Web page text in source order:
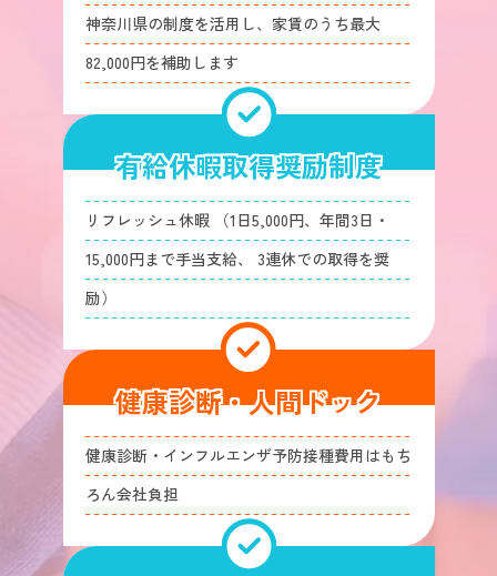
神奈川県の制度を活用し、家賃のうち最大
82,000円を補助します
有給休暇取得奨励制度
リフレッシュ休暇 （1日5,000円、年間3日・
15,000円まで手当支給、 3連休での取得を奨
励）
健康診断・人間ドック
健康診断・インフルエンザ予防接種費用はもち
ろん会社負担